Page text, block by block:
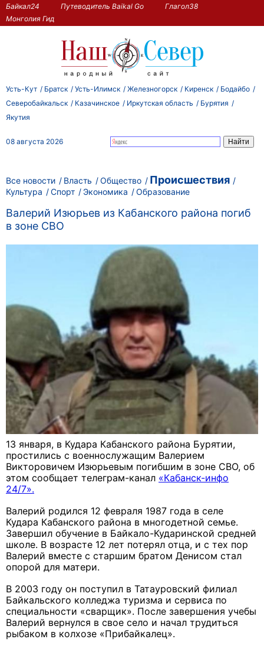
Байкал24 Путеводитель Baikal Go
Глагол38
Монголия Гид
Усть-Кут Братск Усть-Илимск Железногорск Киренск
Бодайбо
Северобайкальск
Казачинское Иркутская область
Бурятия
Якутия
08 августа 2026
Все новости Власть Общество Происшествия
Культура Спорт Экономика Образование
Валерий Изюрьев из Кабанского района погиб
в зоне СВО
13 января, в Кудара Кабанского района Бурятии,
простились с военнослужащим Валерием
Викторовичем Изюрьевым погибшим в зоне СВО, об
этом сообщает телеграм-канал «Кабанск-инфо
24/7».
Валерий родился 12 февраля 1987 года в селе
Кудара Кабанского района в многодетной семье.
Завершил обучение в Байкало-Кударинской средней
школе. В возрасте 12 лет потерял отца, и с тех пор
Валерий вместе с старшим братом Денисом стал
опорой для матери.
В 2003 году он поступил в Татауровский филиал
Байкальского колледжа туризма и сервиса по
специальности «сварщик». После завершения учебы
Валерий вернулся в свое село и начал трудиться
рыбаком в колхозе «Прибайкалец».